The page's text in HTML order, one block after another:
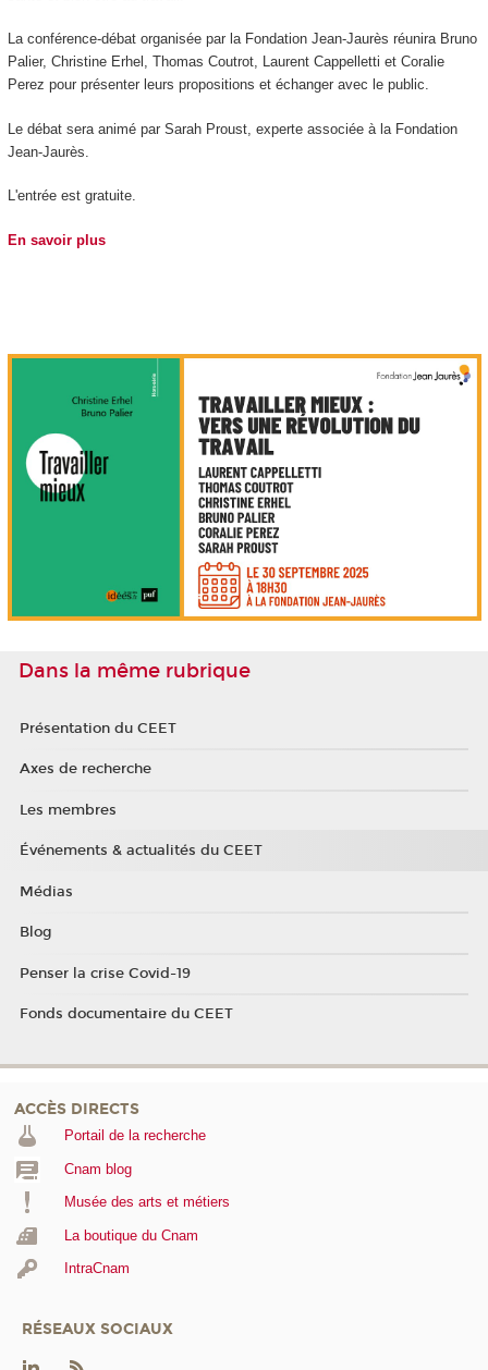
La conférence-débat organisée par la Fondation Jean-Jaurès réunira Bruno
Palier, Christine Erhel, Thomas Coutrot, Laurent Cappelletti et Coralie
Perez pour présenter leurs propositions et échanger avec le public.
Le débat sera animé par Sarah Proust, experte associée à la Fondation
Jean-Jaurès.
L'entrée est gratuite.
En savoir plus
Dans la même rubrique
Présentation du CEET
Axes de recherche
Les membres
Événements & actualités du CEET
Médias
Blog
Penser la crise Covid-19
Fonds documentaire du CEET
ACCÈS DIRECTS
Portail de la recherche
Cnam blog
Musée des arts et métiers
La boutique du Cnam
IntraCnam
RÉSEAUX SOCIAUX